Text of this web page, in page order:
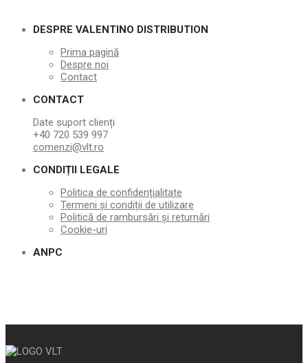
DESPRE VALENTINO DISTRIBUTION
Prima pagină
Despre noi
Contact
CONTACT
Date suport clienți
+40 720 539 997
comenzi@vlt.ro
CONDIȚII LEGALE
Politica de confidențialitate
Termeni și condiții de utilizare
Politică de rambursări și returnări
Cookie-uri
ANPC